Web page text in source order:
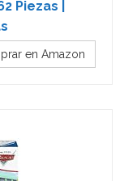
Piezas |
en Amazon